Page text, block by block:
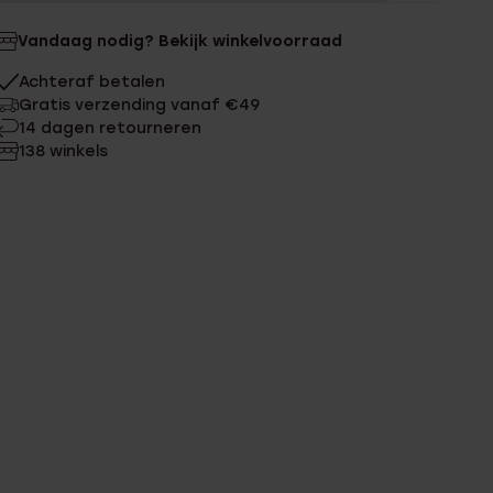
Vandaag nodig? Bekijk winkelvoorraad
Achteraf betalen
Gratis verzending vanaf €49
14 dagen retourneren
138 winkels